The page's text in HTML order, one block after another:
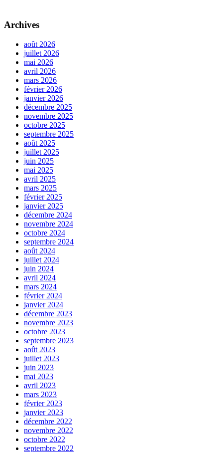
Archives
août 2026
juillet 2026
mai 2026
avril 2026
mars 2026
février 2026
janvier 2026
décembre 2025
novembre 2025
octobre 2025
septembre 2025
août 2025
juillet 2025
juin 2025
mai 2025
avril 2025
mars 2025
février 2025
janvier 2025
décembre 2024
novembre 2024
octobre 2024
septembre 2024
août 2024
juillet 2024
juin 2024
avril 2024
mars 2024
février 2024
janvier 2024
décembre 2023
novembre 2023
octobre 2023
septembre 2023
août 2023
juillet 2023
juin 2023
mai 2023
avril 2023
mars 2023
février 2023
janvier 2023
décembre 2022
novembre 2022
octobre 2022
septembre 2022